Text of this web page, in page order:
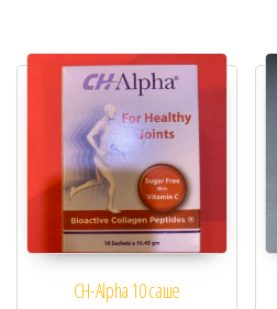
CH-Alpha 10 саше